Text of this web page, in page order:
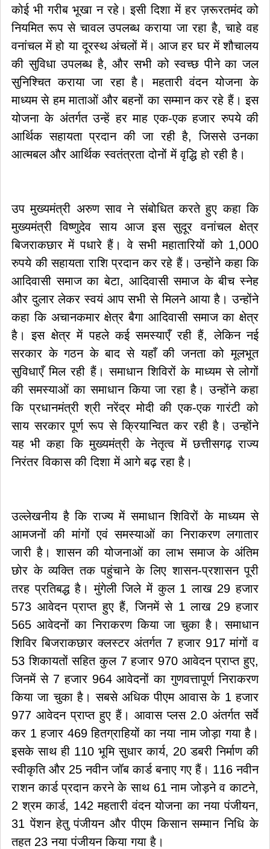
कोई भी गरीब भूखा न रहे। इसी दिशा में हर ज़रूरतमंद को
नियमित रूप से चावल उपलब्ध कराया जा रहा है, चाहे वह
वनांचल में हो या दूरस्थ अंचलों में। आज हर घर में शौचालय
की सुविधा उपलब्ध है, और सभी को स्वच्छ पीने का जल
सुनिश्चित कराया जा रहा है। महतारी वंदन योजना के
माध्यम से हम माताओं और बहनों का सम्मान कर रहे हैं। इस
योजना के अंतर्गत उन्हें हर माह एक-एक हजार रुपये की
आर्थिक सहायता प्रदान की जा रही है, जिससे उनका
आत्मबल और आर्थिक स्वतंत्रता दोनों में वृद्धि हो रही है।
उप मुख्यमंत्री अरुण साव ने संबोधित करते हुए कहा कि
मुख्यमंत्री विष्णुदेव साय आज इस सुदूर वनांचल क्षेत्र
बिजराकछार में पधारे हैं। वे सभी महातारियों को 1,000
रुपये की सहायता राशि प्रदान कर रहे हैं। उन्होंने कहा कि
आदिवासी समाज का बेटा, आदिवासी समाज के बीच स्नेह
और दुलार लेकर स्वयं आप सभी से मिलने आया है। उन्होंने
कहा कि अचानकमार क्षेत्र बैगा आदिवासी समाज का क्षेत्र
है। इस क्षेत्र में पहले कई समस्याएँ रही हैं, लेकिन नई
सरकार के गठन के बाद से यहाँ की जनता को मूलभूत
सुविधाएँ मिल रही हैं। समाधान शिविरों के माध्यम से लोगों
की समस्याओं का समाधान किया जा रहा है। उन्होंने कहा
कि प्रधानमंत्री श्री नरेंद्र मोदी की एक-एक गारंटी को
साय सरकार पूर्ण रूप से क्रियान्वित कर रही है। उन्होंने
यह भी कहा कि मुख्यमंत्री के नेतृत्व में छत्तीसगढ़ राज्य
निरंतर विकास की दिशा में आगे बढ़ रहा है।
उल्लेखनीय है कि राज्य में समाधान शिविरों के माध्यम से
आमजनों की मांगों एवं समस्याओं का निराकरण लगातार
जारी है। शासन की योजनाओं का लाभ समाज के अंतिम
छोर के व्यक्ति तक पहुंचाने के लिए शासन-प्रशासन पूरी
तरह प्रतिबद्ध है। मुंगेली जिले में कुल 1 लाख 29 हजार
573 आवेदन प्राप्त हुए हैं, जिनमें से 1 लाख 29 हजार
565 आवेदनों का निराकरण किया जा चुका है। समाधान
शिविर बिजराकछार क्लस्टर अंतर्गत 7 हजार 917 मांगों व
53 शिकायतों सहित कुल 7 हजार 970 आवेदन प्राप्त हुए,
जिनमें से 7 हजार 964 आवेदनों का गुणवत्तापूर्ण निराकरण
किया जा चुका है। सबसे अधिक पीएम आवास के 1 हजार
977 आवेदन प्राप्त हुए हैं। आवास प्लस 2.0 अंतर्गत सर्वे
कर 1 हजार 469 हितग्राहियों का नया नाम जोड़ा गया है।
इसके साथ ही 110 भूमि सुधार कार्य, 20 डबरी निर्माण की
स्वीकृति और 25 नवीन जॉब कार्ड बनाए गए हैं। 116 नवीन
राशन कार्ड प्रदान करने के साथ 61 नाम जोड़ने व काटने,
2 श्रम कार्ड, 142 महतारी वंदन योजना का नया पंजीयन,
31 पेंशन हेतु पंजीयन और पीएम किसान सम्मान निधि के
तहत 23 नया पंजीयन किया गया है।